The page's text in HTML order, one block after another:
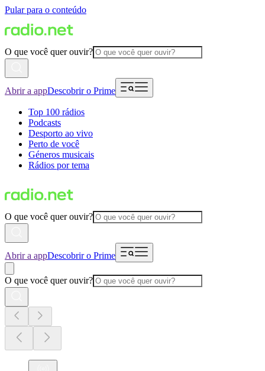
Pular para o conteúdo
O que você quer ouvir?
Abrir a appDescobrir o Prime
Top 100 rádios
Podcasts
Desporto ao vivo
Perto de você
Géneros musicais
Rádios por tema
O que você quer ouvir?
Abrir a appDescobrir o Prime
O que você quer ouvir?